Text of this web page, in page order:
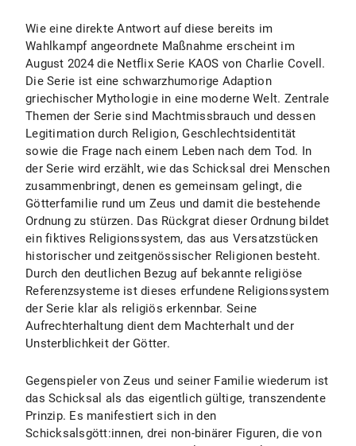
Wie eine direkte Antwort auf diese bereits im
Wahlkampf angeordnete Maßnahme erscheint im
August 2024 die Netflix Serie KAOS von Charlie Covell.
Die Serie ist eine schwarzhumorige Adaption
griechischer Mythologie in eine moderne Welt. Zentrale
Themen der Serie sind Machtmissbrauch und dessen
Legitimation durch Religion, Geschlechtsidentität
sowie die Frage nach einem Leben nach dem Tod. In
der Serie wird erzählt, wie das Schicksal drei Menschen
zusammenbringt, denen es gemeinsam gelingt, die
Götterfamilie rund um Zeus und damit die bestehende
Ordnung zu stürzen. Das Rückgrat dieser Ordnung bildet
ein fiktives Religionssystem, das aus Versatzstücken
historischer und zeitgenössischer Religionen besteht.
Durch den deutlichen Bezug auf bekannte religiöse
Referenzsysteme ist dieses erfundene Religionssystem
der Serie klar als religiös erkennbar. Seine
Aufrechterhaltung dient dem Machterhalt und der
Unsterblichkeit der Götter.
Gegenspieler von Zeus und seiner Familie wiederum ist
das Schicksal als das eigentlich gültige, transzendente
Prinzip. Es manifestiert sich in den
Schicksalsgött:innen, drei non-binärer Figuren, die von